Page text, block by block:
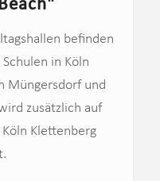
befinden
in Köln
Müngersdorf und
zusätzlich auf
Klettenberg